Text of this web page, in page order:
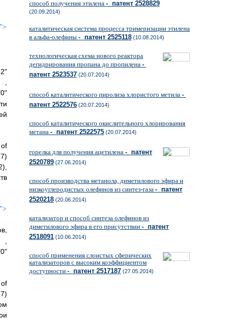
,
способ получения этилена - патент 2528829
(20.09.2014)
каталитическая система процесса тримеризации этилена
в альфа-олефины - патент 2525118 (10.08.2014)
технологическая схема нового реактора
дегидрирования пропана до пропилена -
патент 2523537 (20.07.2014)
способ каталитического пиролиза хлористого метила -
патент 2522576 (20.07.2014)
способ каталитического окислительного хлорирования
метана - патент 2522575 (20.07.2014)
горелка для получения ацетилена - патент
2520789 (27.06.2014)
способ производства метанола, диметилового эфира и
низкоуглеродистых олефинов из синтез-газа - патент
2520218 (20.06.2014)
катализатор и способ синтеза олефинов из
диметилового эфира в его присутствии - патент
2518091 (10.06.2014)
способ применения слоистых сферических
катализаторов с высоким коэффициентом
доступности - патент 2517187 (27.05.2014)